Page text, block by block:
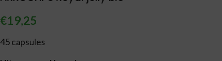
€19,25
45 capsules